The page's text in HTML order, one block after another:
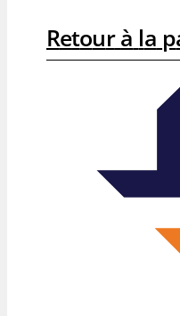
Retour à la p